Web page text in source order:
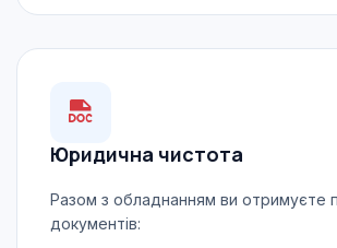
Юридична чистота
Разом з обладнанням ви отримуєте
документів: